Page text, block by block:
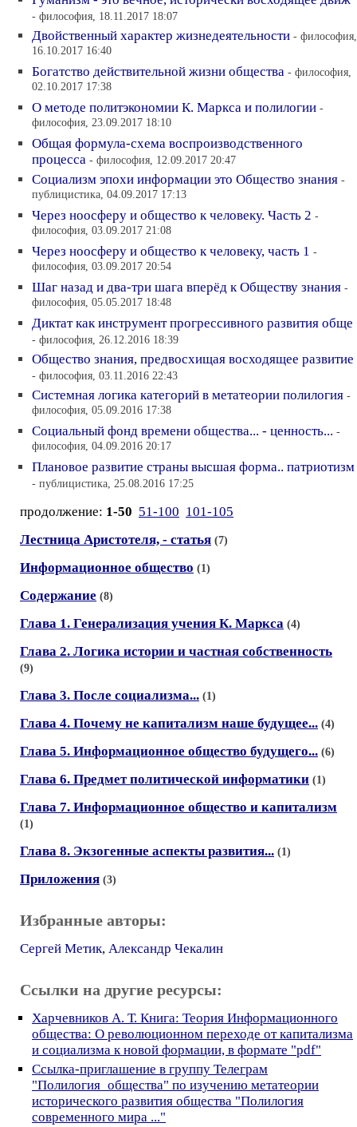
- философия, 18.11.2017 18:07
Двойственный характер жизнедеятельности - философия,
16.10.2017 16:40
Богатство действительной жизни общества - философия,
02.10.2017 17:38
О методе политэкономии К. Маркса и полилогии -
философия, 23.09.2017 18:10
Общая формула-схема воспроизводственного
процесса - философия, 12.09.2017 20:47
Социализм эпохи информации это Общество знания -
публицистика, 04.09.2017 17:13
Через ноосферу и общество к человеку. Часть 2 -
философия, 03.09.2017 21:08
Через ноосферу и общество к человеку, часть 1 -
философия, 03.09.2017 20:54
Шаг назад и два-три шага вперёд к Обществу знания -
философия, 05.05.2017 18:48
Диктат как инструмент прогрессивного развития обще
- философия, 26.12.2016 18:39
Общество знания, предвосхищая восходящее развитие
- философия, 03.11.2016 22:43
Системная логика категорий в метатеории полилогия -
философия, 05.09.2016 17:38
Социальный фонд времени общества... - ценность... -
философия, 04.09.2016 20:17
Плановое развитие страны высшая форма.. патриотизм
- публицистика, 25.08.2016 17:25
продолжение: 1-50 51-100 101-105
Лестница Аристотеля, - статья (7)
Информационное общество (1)
Содержание (8)
Глава 1. Генерализация учения К. Маркса (4)
Глава 2. Логика истории и частная собственность
(9)
Глава 3. После социализма... (1)
Глава 4. Почему не капитализм наше будущее... (4)
Глава 5. Информационное общество будущего... (6)
Глава 6. Предмет политической информатики (1)
Глава 7. Информационное общество и капитализм
(1)
Глава 8. Экзогенные аспекты развития... (1)
Приложения (3)
Избранные авторы:
Сергей Метик, Александр Чекалин
Ссылки на другие ресурсы:
Харчевников А. Т. Книга: Теория Информационного
общества: О революционном переходе от капитализма
и социализма к новой формации, в формате "pdf"
Ссылка-приглашение в группу Телеграм
"Полилогия_общества" по изучению метатеории
исторического развития общества "Полилогия
современного мира ..."